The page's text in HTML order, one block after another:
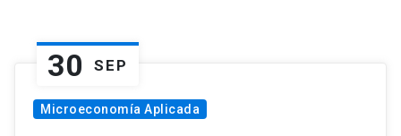
30 SEP
Microeconomía Aplicada